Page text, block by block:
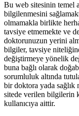
Bu web sitesinin temel
bilgilenmesini
olmamakla birlikte
tavsiye etmemekte ve
doktorunuzun yerini
bilgiler, tavsiye
değiştirmeye yönelik
buna bağlı olarak
sorumluluk altında
bir doktora yada
sitede verilen bilgilerin
kullanıcıya aittir.